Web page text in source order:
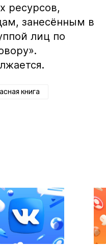
ресурсов,
занесённым в
лиц по
книга